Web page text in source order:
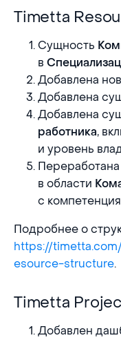
Timetta
Timetta
Сущность
в
Добавлена
Добавлена
Добавлена
работника,
и уровень
Переработана
в области
с
Подробнее о
https://
esource-structure.
Timetta Projects
Timetta
Добавлен